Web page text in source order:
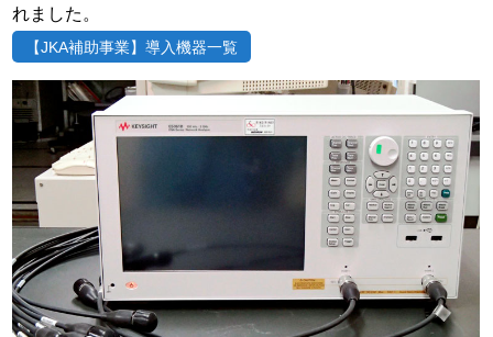
れました。
【JKA補助事業】導入機器一覧